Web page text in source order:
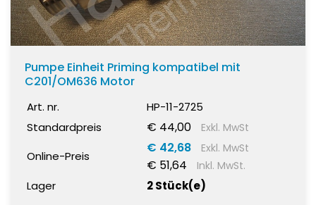
Pumpe Einheit Priming kompatibel mit
C201/OM636 Motor
Art. nr.
HP-11-2725
Standardpreis
€ 44,00 Exkl. MwSt
Online-Preis
€ 42,68 Exkl. MwSt
€ 51,64 Inkl. MwSt.
Lager 2 Stück(e)